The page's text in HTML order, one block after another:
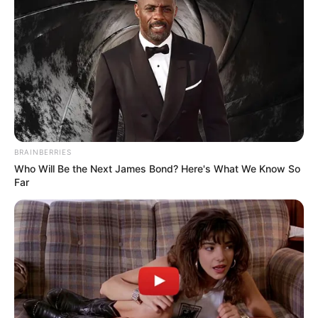
Az anyós másnap felhívta. Nastya naivan remélte,
hogy támogató szavakat hall majd – elvégre Lydia
Pavlovna annyi éven át a lányának nevezte.
– Nastya, mindent tudok – az anyós hangja
szokatlanul hivatalos volt. – Szergej mindent
elmondott. Tudod, az életben minden megesik. Ha
elment, akkor így kellett lennie.
Nastya érezte, hogy a férje árulásának
keserűségéhez új adag méreg is társul.
– Lidia Pavlovna, ezt komolyan mondja? A fia
három hónapig csalt meg!
– Édesem, a férfiak nem mennek el csak úgy. Akkor
biztosan valamit rosszul csináltál. Talán nem jól
főzted a borscsot? Vagy nem fordítottál rá elég
figyelmet?
Nastya felháborodottan elakadt a lélegzete: Tehát,
BRAINBERRIES
Who Will Be the Next James Bond? Here's What We Know So
Far